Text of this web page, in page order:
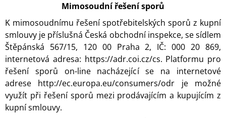
Mimosoudní řešení sporů
K mimosoudnímu řešení spotřebitelských sporů z kupní
smlouvy je příslušná Česká obchodní inspekce, se sídlem
Štěpánská 567/15, 120 00 Praha 2, IČ: 000 20 869,
internetová adresa: https://adr.coi.cz/cs. Platformu pro
řešení sporů on-line nacházející se na internetové
adrese http://ec.europa.eu/consumers/odr je možné
využít při řešení sporů mezi prodávajícím a kupujícím z
kupní smlouvy.